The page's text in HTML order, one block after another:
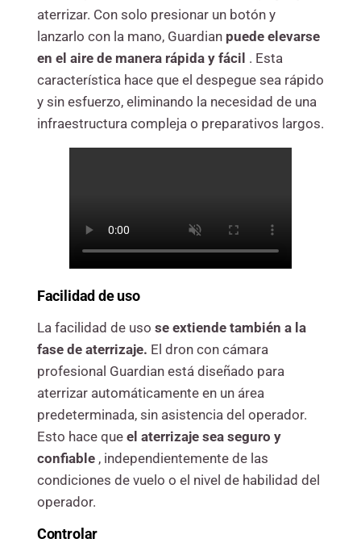
aterrizar. Con solo presionar un botón y
lanzarlo con la mano, Guardian puede elevarse
en el aire de manera rápida y fácil . Esta
característica hace que el despegue sea rápido
y sin esfuerzo, eliminando la necesidad de una
infraestructura compleja o preparativos largos.
Facilidad de uso
La facilidad de uso se extiende también a la
fase de aterrizaje. El dron con cámara
profesional Guardian está diseñado para
aterrizar automáticamente en un área
predeterminada, sin asistencia del operador.
Esto hace que el aterrizaje sea seguro y
confiable, independientemente de las
condiciones de vuelo o el nivel de habilidad del
operador.
Controlar